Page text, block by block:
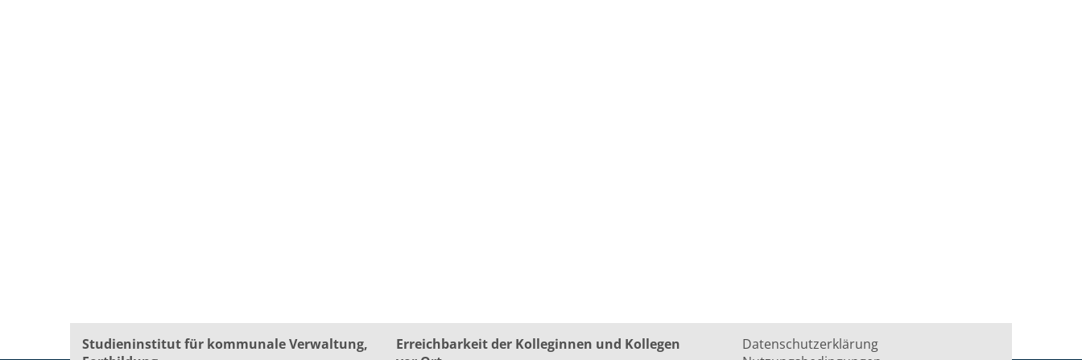
Studieninstitut für kommunale Verwaltung,
Erreichbarkeit der Kolleginnen und Kollegen
Datenschutzerklärung